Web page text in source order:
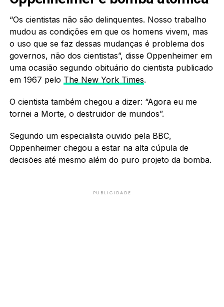
“Os cientistas não são delinquentes. Nosso trabalho
mudou as condições em que os homens vivem, mas
o uso que se faz dessas mudanças é problema dos
governos, não dos cientistas”, disse Oppenheimer em
uma ocasião segundo obituário do cientista publicado
em 1967 pelo The New York Times.
O cientista também chegou a dizer: “Agora eu me
tornei a Morte, o destruidor de mundos”.
Segundo um especialista ouvido pela BBC,
Oppenheimer chegou a estar na alta cúpula de
decisões até mesmo além do puro projeto da bomba.
PUBLICIDADE